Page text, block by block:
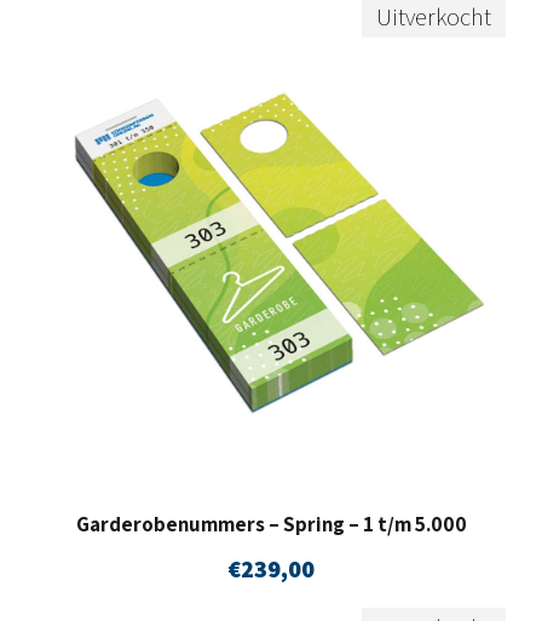
Uitverkocht
Garderobenummers – Spring – 1 t/m 5.000
€239,00